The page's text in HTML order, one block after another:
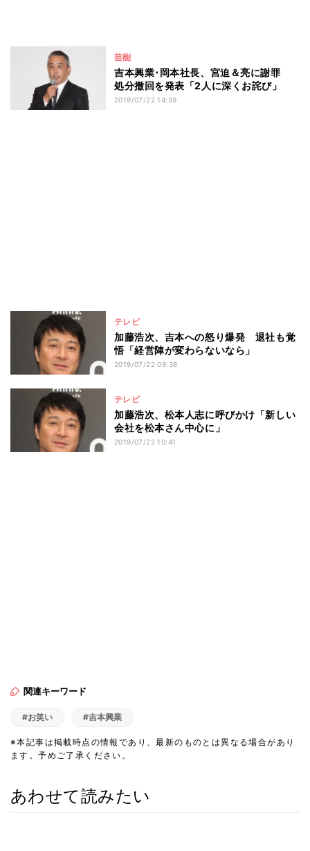
芸能
吉本興業･岡本社長、宮迫＆亮に謝罪
処分撤回を発表「2人に深くお詫び」
2019/07/22 14:59
テレビ
加藤浩次、吉本への怒り爆発 退社も覚
悟「経営陣が変わらないなら」
2019/07/22 09:38
テレビ
加藤浩次、松本人志に呼びかけ「新しい
会社を松本さん中心に」
2019/07/22 10:41
関連キーワード
#お笑い #吉本興業
※本記事は掲載時点の情報であり、最新のものとは異なる場合があり
ます。予めご了承ください。
あわせて読みたい